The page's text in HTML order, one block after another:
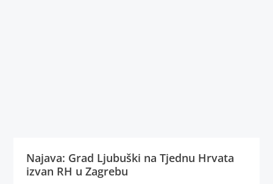
Najava: Grad Ljubuški na Tjednu Hrvata
izvan RH u Zagrebu